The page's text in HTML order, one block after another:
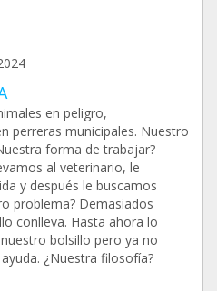
en peligro,
perreras municipales. Nuestro
forma de trabajar?
al veterinario, le
y después le buscamos
problema? Demasiados
conlleva. Hasta ahora lo
bolsillo pero ya no
¿Nuestra filosofía?